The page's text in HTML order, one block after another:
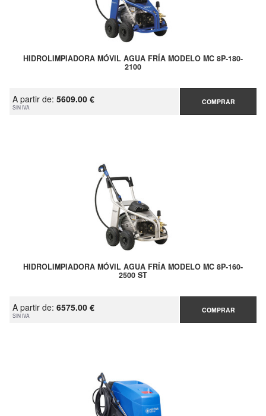
HIDROLIMPIADORA MÓVIL AGUA FRÍA MODELO MC 8P-180-
2100
A partir de: 5609.00 €
SIN IVA
COMPRAR
HIDROLIMPIADORA MÓVIL AGUA FRÍA MODELO MC 8P-160-
2500 ST
A partir de: 6575.00 €
SIN IVA
COMPRAR